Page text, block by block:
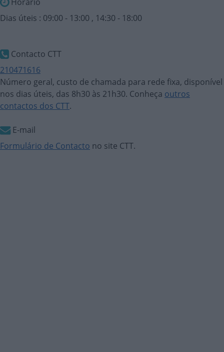
Dias úteis : 09:00 - 13:00 , 14:30 - 18:00
Contacto CTT
210471616
Número geral, custo de chamada para rede fixa, disponível
nos dias úteis, das 8h30 às 21h30. Conheça outros
contactos dos CTT.
E-mail
Formulário de Contacto no site CTT.